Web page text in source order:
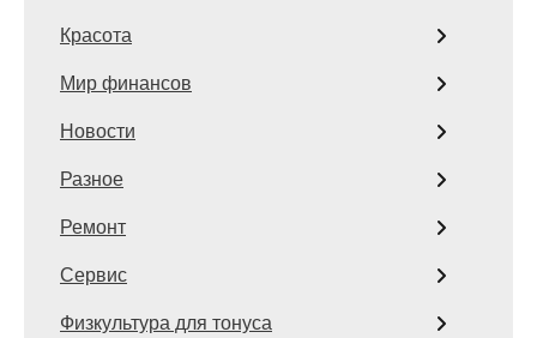
Красота
Мир финансов
Новости
Разное
Ремонт
Сервис
Физкультура для тонуса